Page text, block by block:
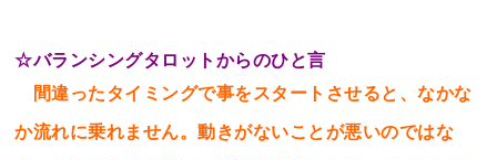
☆バランシングタロットからのひと言
間違ったタイミングで事をスタートさせると、なかな
か流れに乗れません。動きがないことが悪いのではな